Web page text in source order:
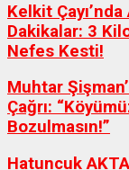
Kelkit
Dakikalar: 3
Nefes Kesti!
Muhtar
Çağrı:
Bozulmasın!”
Hatuncuk